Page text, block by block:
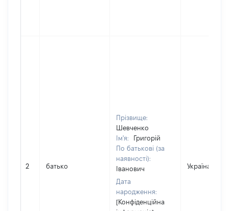
2 батько
Прізвище:
Шевченко
Ім'я:
Григорій
По батькові (за
наявності):
Іванович
Дата
народження:
[Конфіденційна
Україна